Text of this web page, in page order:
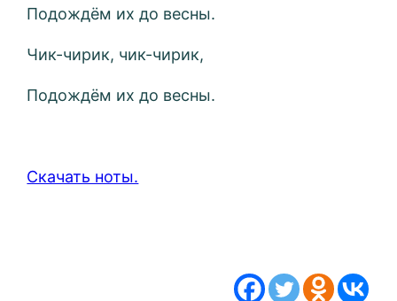
Подождём их до весны.
Чик-чирик, чик-чирик,
Подождём их до весны.
Скачать ноты.